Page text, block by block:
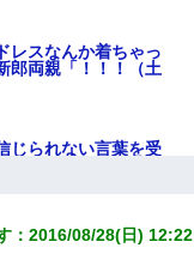
レスなんか着ちゃっ
郎両親「！！！（土
じられない言葉を受
ちる
：2016/08/28(日)